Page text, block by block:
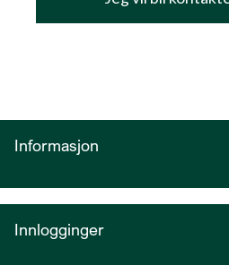
Informasjon
Innlogginger